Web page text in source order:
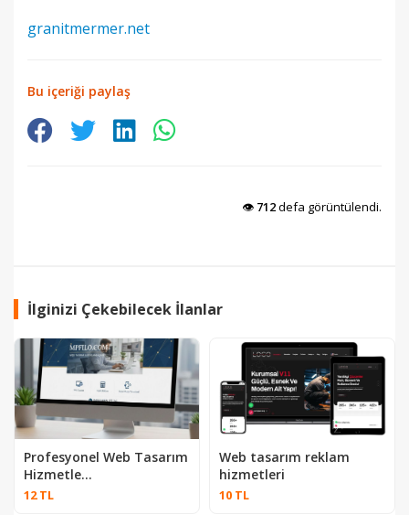
granitmermer.net
Bu içeriği paylaş
👁️ 712defa görüntülendi.
İlginizi Çekebilecek İlanlar
Profesyonel Web Tasarım
Hizmetle...
12 TL
Web tasarım reklam
hizmetleri
10 TL